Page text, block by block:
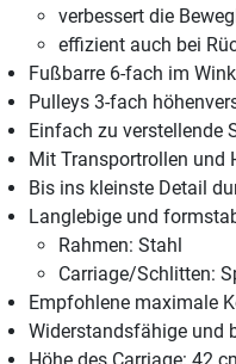
verbessert die
effizient auch bei
Fußbarre 6-fach im
Pulleys 3-fach
Einfach zu verstellende
Mit Transportrollen und
Bis ins kleinste Detail
Langlebige und
Rahmen: Stahl
Carriage/Schlitten:
Empfohlene maximale
Widerstandsfähige und
Höhe des Carriage: 42